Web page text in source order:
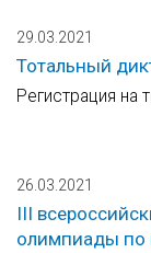
29.03.2021
Тотальный
Регистрация на
26.03.2021
III
олимпиады по